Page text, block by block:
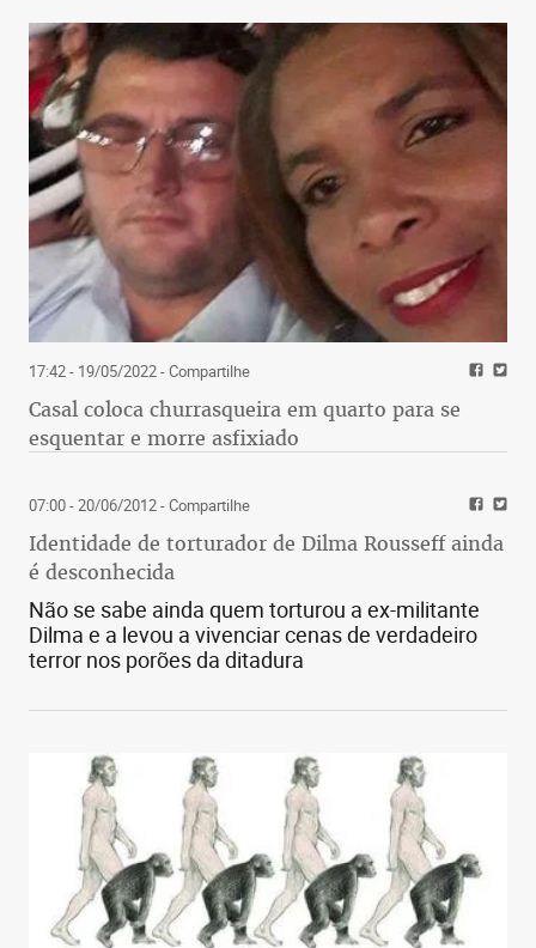
17:42 - 19/05/2022- Compartilhe
Casal coloca churrasqueira em quarto para se
esquentar e morre asfixiado
07:00 - 20/06/2012- Compartilhe
Identidade de torturador de Dilma Rousseff ainda
é desconhecida
Não se sabe ainda quem torturou a ex-militante
Dilma e a levou a vivenciar cenas de verdadeiro
terror nos porões da ditadura